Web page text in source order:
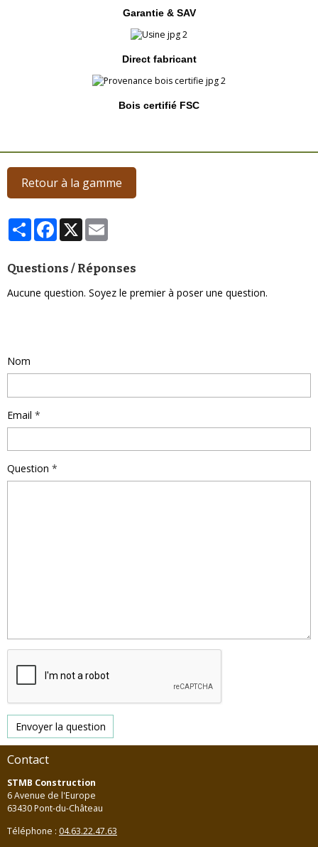
Garantie & SAV
Direct fabricant
Bois certifié FSC
Retour à la gamme
PartagerFacebook
X
Questions / Réponses
Aucune question. Soyez le premier à poser une question.
Nom
Email
Question
Envoyer la question
Contact
STMB Construction
6 Avenue de l'Europe
63430 Pont-du-Château
Téléphone : 04.63.22.47.63